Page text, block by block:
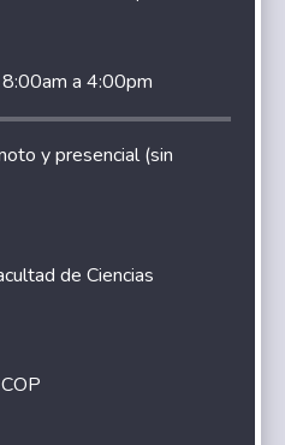
a 4:00pm
y presencial (sin
de Ciencias